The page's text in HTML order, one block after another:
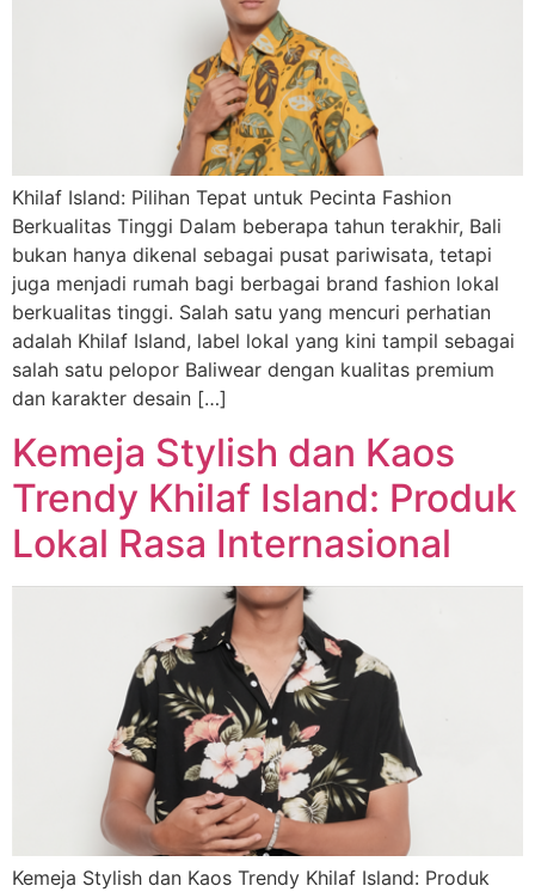
Khilaf Island: Pilihan Tepat untuk Pecinta Fashion
Berkualitas Tinggi Dalam beberapa tahun terakhir, Bali
bukan hanya dikenal sebagai pusat pariwisata, tetapi
juga menjadi rumah bagi berbagai brand fashion lokal
berkualitas tinggi. Salah satu yang mencuri perhatian
adalah Khilaf Island, label lokal yang kini tampil sebagai
salah satu pelopor Baliwear dengan kualitas premium
dan karakter desain […]
Kemeja Stylish dan Kaos
Trendy Khilaf Island: Produk
Lokal Rasa Internasional
Kemeja Stylish dan Kaos Trendy Khilaf Island: Produk